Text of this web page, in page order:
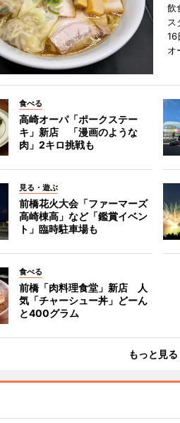
飲
ス
16
オ
食べる
高崎オーパ「ポークステー
キ」新店 「漫画のような
肉」2キロ挑戦も
見る・遊ぶ
前橋花火大会「ファーマーズ
高崎棟高」など「鑑賞イベン
ト」臨時駐車場も
食べる
前橋「肉料理食堂」新店 人
気「チャーシュー丼」どーん
と400グラム
もっと見る